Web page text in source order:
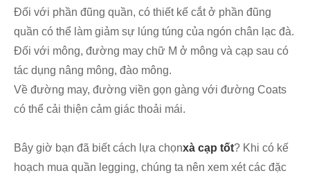
Đối với phần đũng quần, có thiết kế cắt ở phần đũng
quần có thể làm giảm sự lúng túng của ngón chân lạc đà.
Đối với mông, đường may chữ M ở mông và cạp sau có
tác dụng nâng mông, đào mông.
Về đường may, đường viền gọn gàng với đường Coats
có thể cải thiện cảm giác thoải mái.
Bây giờ bạn đã biết cách lựa chọnxà cạp tốt? Khi có kế
hoạch mua quần legging, chúng ta nên xem xét các đặc